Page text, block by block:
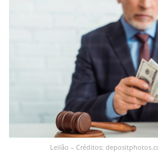
Leilão – Créditos: